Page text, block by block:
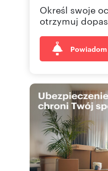
Określ swoje
otrzymuj